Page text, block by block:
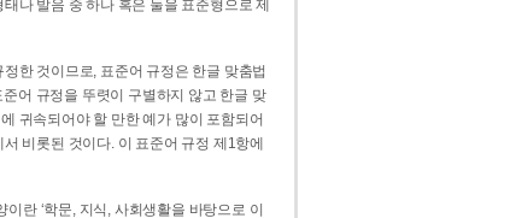
나 발음 중 하나 혹은 둘을 표준형으로 제
한 것이므로, 표준어 규정은 한글 맞춤법
어 규정을 뚜렷이 구별하지 않고 한글 맞
귀속되어야 할 만한 예가 많이 포함되어
비롯된 것이다. 이 표준어 규정 제1항에
란 ‘학문, 지식, 사회생활을 바탕으로 이